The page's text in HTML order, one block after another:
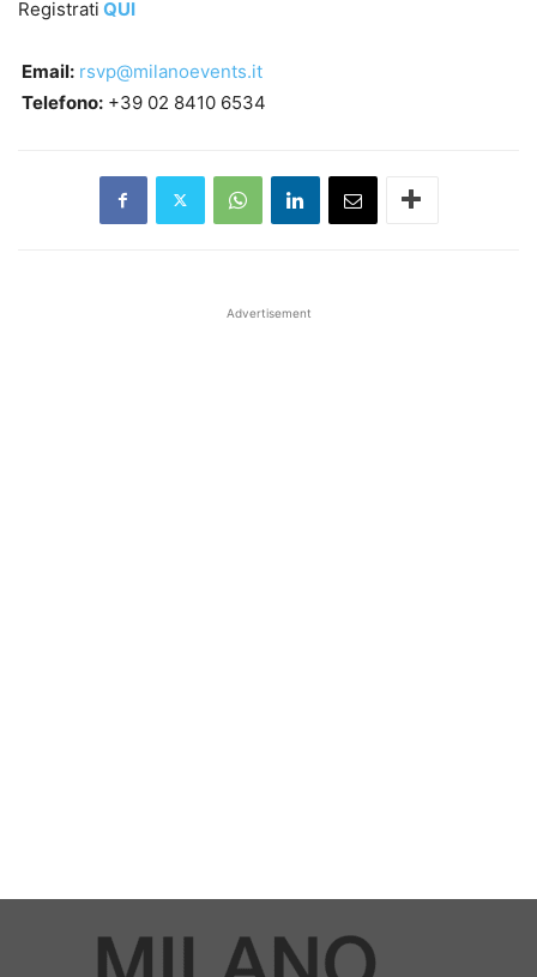
Registrati QUI
Email: rsvp@milanoevents.it
Telefono: +39 02 8410 6534
Advertisement